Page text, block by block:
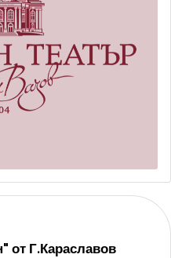
от Г.Караславов